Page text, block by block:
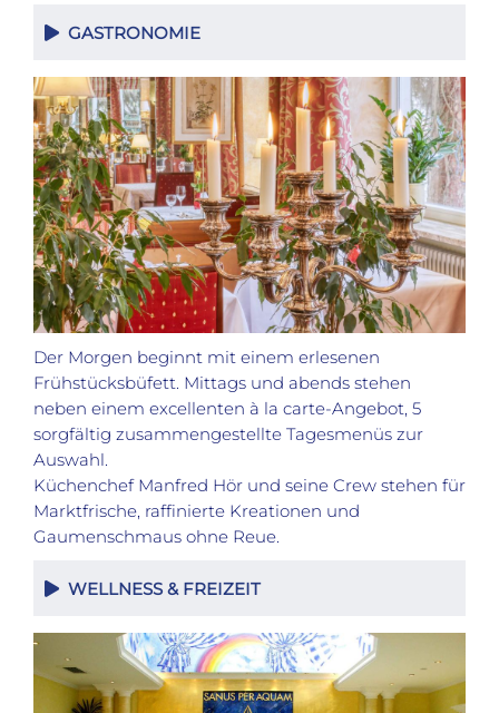
GASTRONOMIE
Der Morgen beginnt mit einem erlesenen
Frühstücksbüfett. Mittags und abends stehen
neben einem excellenten à la carte-Angebot, 5
sorgfältig zusammengestellte Tagesmenüs zur
Auswahl.
Küchenchef Manfred Hör und seine Crew stehen für
Marktfrische, raffinierte Kreationen und
Gaumenschmaus ohne Reue.
WELLNESS & FREIZEIT